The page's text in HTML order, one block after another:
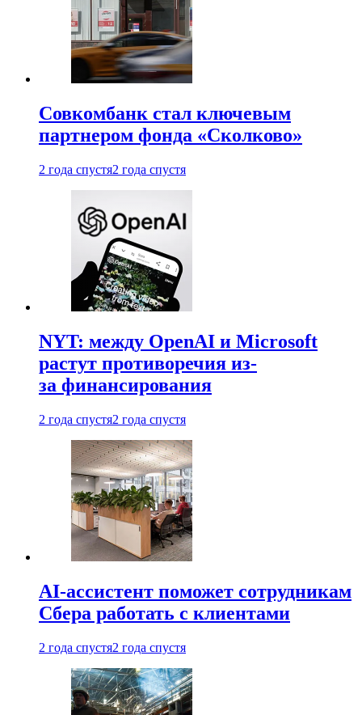
Совкомбанк стал ключевым
партнером фонда «Сколково»
2 года спустя2 года спустя
NYT: между OpenAI и Microsoft
растут противоречия из-
за финансирования
2 года спустя2 года спустя
AI-ассистент поможет сотрудникам
Сбера работать с клиентами
2 года спустя2 года спустя